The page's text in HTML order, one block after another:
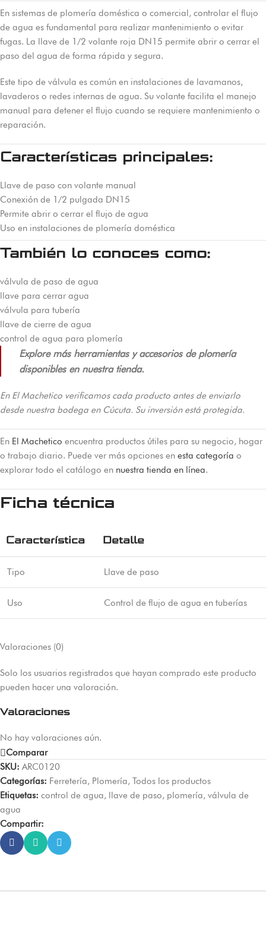
En sistemas de plomería doméstica o comercial, controlar el flujo
de agua es fundamental para realizar mantenimiento o evitar
fugas. La llave de 1/2 volante roja DN15 permite abrir o cerrar el
paso del agua de forma rápida y segura.
Este tipo de válvula es común en instalaciones de lavamanos,
lavaderos o redes internas de agua. Su volante facilita el manejo
manual para detener el flujo cuando se requiere mantenimiento o
reparación.
Características principales:
Llave de paso con volante manual
Conexión de 1/2 pulgada DN15
Permite abrir o cerrar el flujo de agua
Uso en instalaciones de plomería doméstica
También lo conoces como:
válvula de paso de agua
llave para cerrar agua
válvula para tubería
llave de cierre de agua
control de agua para plomería
Explore más herramientas y accesorios de plomería
disponibles en nuestra tienda.
En El Machetico verificamos cada producto antes de enviarlo
desde nuestra bodega en Cúcuta. Su inversión está protegida.
En El Machetico encuentra productos útiles para su negocio, hogar
o trabajo diario. Puede ver más opciones en esta categoría o
explorar todo el catálogo en nuestra tienda en línea.
Ficha técnica
Característica Detalle
Tipo Llave de paso
Uso Control de flujo de agua en tuberías
Valoraciones (0)
Valoraciones
No hay valoraciones aún.
Solo los usuarios registrados que hayan comprado este producto
pueden hacer una valoración.
Comparar
SKU: ARC0120
Categorías: Ferretería, Plomería, Todos los productos
Etiquetas: control de agua, llave de paso, plomería, válvula de
agua
Compartir: